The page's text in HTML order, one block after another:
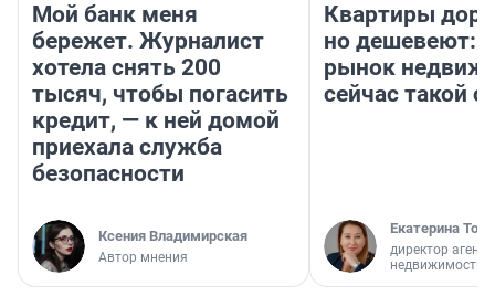
Мой банк меня
бережет. Журналист
хотела снять 200
тысяч, чтобы погасить
кредит, — к ней домой
приехала служба
безопасности
Ксения Владимирская
Автор мнения
Квартиры
но дешевеют:
рынок
сейчас такой
Екатерина
директор
недвижимости